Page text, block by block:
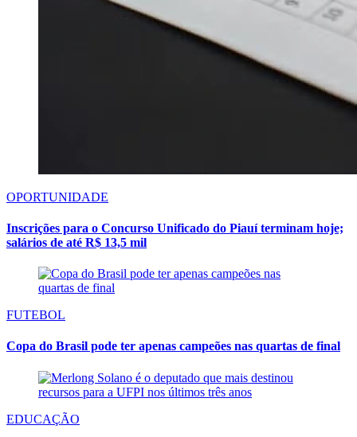
OPORTUNIDADE
Inscrições para o Concurso Unificado do Piauí terminam hoje;
salários de até R$ 13,5 mil
FUTEBOL
Copa do Brasil pode ter apenas campeões nas quartas de final
EDUCAÇÃO